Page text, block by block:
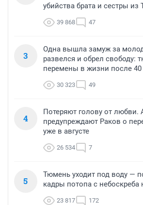
убийства брата и сестры
39 868 47
3
Одна вышла замуж за
развелся и обрел свободу:
перемены в жизни после 40
30 323 49
4
Потеряют голову от любви.
предупреждают Раков о
уже в августе
26 534 7
5
Тюмень уходит под воду —
кадры потопа с
23 817 172